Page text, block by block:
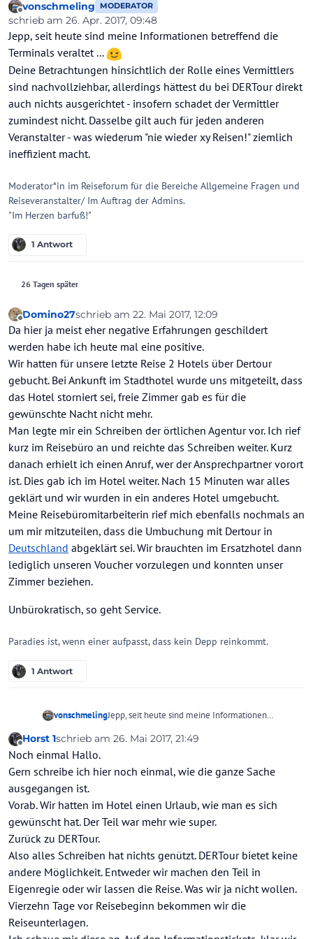
Offline
vonschmeling MODERATOR
schrieb am 26. Apr. 2017, 09:48
zuletzt editiert von
Jepp, seit heute sind meine Informationen betreffend die
Terminals veraltet ...
Deine Betrachtungen hinsichtlich der Rolle eines Vermittlers
sind nachvollziehbar, allerdings hättest du bei DERTour direkt
auch nichts ausgerichtet - insofern schadet der Vermittler
zumindest nicht. Dasselbe gilt auch für jeden anderen
Veranstalter - was wiederum "nie wieder xy Reisen!" ziemlich
ineffizient macht.
Moderator*in im Reiseforum für die Bereiche Allgemeine Fragen und
Reiseveranstalter/ Im Auftrag der Admins.
"Im Herzen barfuß!"
1 Antwort
26 Tagen später
Offline
Domino27schrieb am 22. Mai 2017, 12:09
zuletzt editiert von
Da hier ja meist eher negative Erfahrungen geschildert
werden habe ich heute mal eine positive.
Wir hatten für unsere letzte Reise 2 Hotels über Dertour
gebucht. Bei Ankunft im Stadthotel wurde uns mitgeteilt, dass
das Hotel storniert sei, freie Zimmer gab es für die
gewünschte Nacht nicht mehr.
Man legte mir ein Schreiben der örtlichen Agentur vor. Ich rief
kurz im Reisebüro an und reichte das Schreiben weiter. Kurz
danach erhielt ich einen Anruf, wer der Ansprechpartner vorort
ist. Dies gab ich im Hotel weiter. Nach 15 Minuten war alles
geklärt und wir wurden in ein anderes Hotel umgebucht.
Meine Reisebüromitarbeiterin rief mich ebenfalls nochmals an
um mir mitzuteilen, dass die Umbuchung mit Dertour in
Deutschland abgeklärt sei. Wir brauchten im Ersatzhotel dann
lediglich unseren Voucher vorzulegen und konnten unser
Zimmer beziehen.
Unbürokratisch, so geht Service.
Paradies ist, wenn einer aufpasst, dass kein Depp reinkommt.
1 Antwort
vonschmelingJepp, seit heute sind meine Informationen
Deine Betrachtungen hinsichtlich der Rolle eines
du bei DERTour direkt auch nichts ausgerichtet -
was wiederum "nie wieder xy Reisen!" ziemlich
ineffizient macht.
Offline
Horst 1schrieb am 26. Mai 2017, 21:49
zuletzt editiert von
Noch einmal Hallo.
Gern schreibe ich hier noch einmal, wie die ganze Sache
ausgegangen ist.
Vorab. Wir hatten im Hotel einen Urlaub, wie man es sich
gewünscht hat. Der Teil war mehr wie super.
Zurück zu DERTour.
Also alles Schreiben hat nichts genützt. DERTour bietet keine
andere Möglichkeit. Entweder wir machen den Teil in
Eigenregie oder wir lassen die Reise. Was wir ja nicht wollen.
Vierzehn Tage vor Reisebeginn bekommen wir die
Reiseunterlagen.